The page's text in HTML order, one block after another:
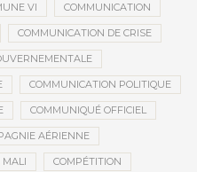
VI COMMUNICATION
COMMUNICATION DE CRISE
COMMUNICATION POLITIQUE
COMMUNIQUÉ OFFICIEL
AÉRIENNE
MALI COMPÉTITION